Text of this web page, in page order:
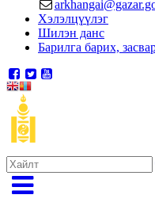
Хэлэлцүүлэг
Шилэн данс
Барилга барих,